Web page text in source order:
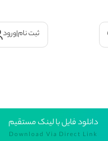
ثبت نام|ورود
دانلود فایل با لینک مستقیم
Download Via Direct Link